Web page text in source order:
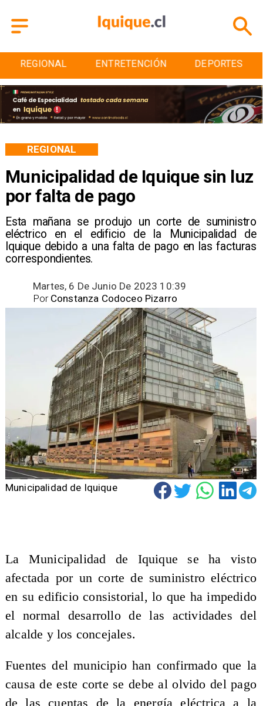
REGIONAL ENTRETENCIÓN DEPORTES
Municipalidad de Iquique sin luz
por falta de pago
Esta mañana se produjo un corte de suministro
eléctrico en el edificio de la Municipalidad de
Iquique debido a una falta de pago en las facturas
correspondientes.
REGIONAL
Martes, 6 De Junio De 2023 10:39
Constanza Codoceo Pizarro
Por
Municipalidad de Iquique
La Municipalidad de Iquique se ha visto
afectada por un corte de suministro eléctrico
en su edificio consistorial, lo que ha impedido
el normal desarrollo de las actividades del
alcalde y los concejales.
Fuentes del municipio han confirmado que la
causa de este corte se debe al olvido del pago
de las cuentas de la energía eléctrica a la